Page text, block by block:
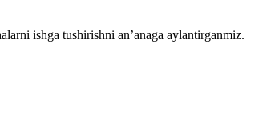
ishga tushirishni an’anaga aylantirganmiz.